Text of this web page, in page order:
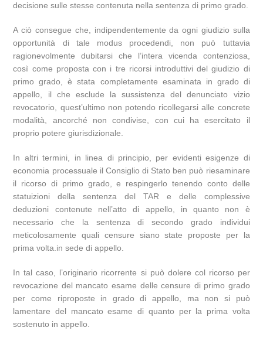
decisione sulle stesse contenuta nella sentenza di primo grado.
A ciò consegue che, indipendentemente da ogni giudizio sulla
opportunità di tale modus procedendi, non può tuttavia
ragionevolmente dubitarsi che l’intera vicenda contenziosa,
così come proposta con i tre ricorsi introduttivi del giudizio di
primo grado, è stata completamente esaminata in grado di
appello, il che esclude la sussistenza del denunciato vizio
revocatorio, quest’ultimo non potendo ricollegarsi alle concrete
modalità, ancorché non condivise, con cui ha esercitato il
proprio potere giurisdizionale.
In altri termini, in linea di principio, per evidenti esigenze di
economia processuale il Consiglio di Stato ben può riesaminare
il ricorso di primo grado, e respingerlo tenendo conto delle
statuizioni della sentenza del TAR e delle complessive
deduzioni contenute nell’atto di appello, in quanto non è
necessario che la sentenza di secondo grado individui
meticolosamente quali censure siano state proposte per la
prima volta.in sede di appello.
In tal caso, l’originario ricorrente si può dolere col ricorso per
revocazione del mancato esame delle censure di primo grado
per come riproposte in grado di appello, ma non si può
lamentare del mancato esame di quanto per la prima volta
sostenuto in appello.